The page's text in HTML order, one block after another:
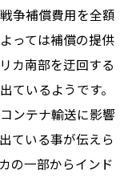
争補償費用を全額
っては補償の提供
カ南部を迂回する
ているようです。
ンテナ輸送に影響
ている事が伝えら
の一部からインド